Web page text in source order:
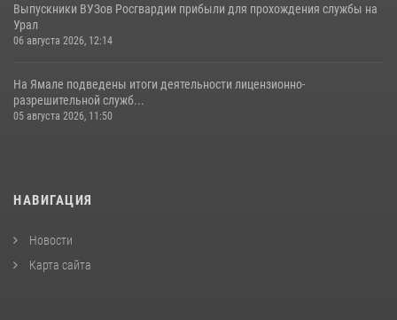
Выпускники ВУЗов Росгвардии прибыли для прохождения службы на
Урал
06 августа 2026, 12:14
На Ямале подведены итоги деятельности лицензионно-
разрешительной служб...
05 августа 2026, 11:50
НАВИГАЦИЯ
Новости
Карта сайта